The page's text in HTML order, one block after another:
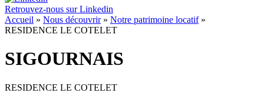
Retrouvez-nous surLinkedin
Accueil » Nous découvrir» Notre patrimoine locatif»
RESIDENCE LE COTELET
SIGOURNAIS
RESIDENCE LE COTELET